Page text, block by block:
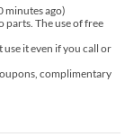
minutes ago)
parts. The use of free
it even if you call or
complimentary